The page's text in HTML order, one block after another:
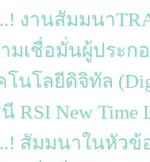
งานสัมมนา
มเชื่อมั่นผู้ประก
โนโลยีดิจิทัล
RSI New
สัมมนาในหัวข้อ